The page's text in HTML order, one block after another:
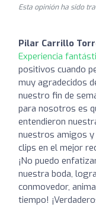
Esta opinión ha sido
Pilar Carrillo
Experiencia
positivos cuando
muy agradecidos
nuestro fin de
para nosotros es
entendieron
nuestros amigos
clips en el mejor
¡No puedo
nuestra boda,
conmovedor,
tiempo!